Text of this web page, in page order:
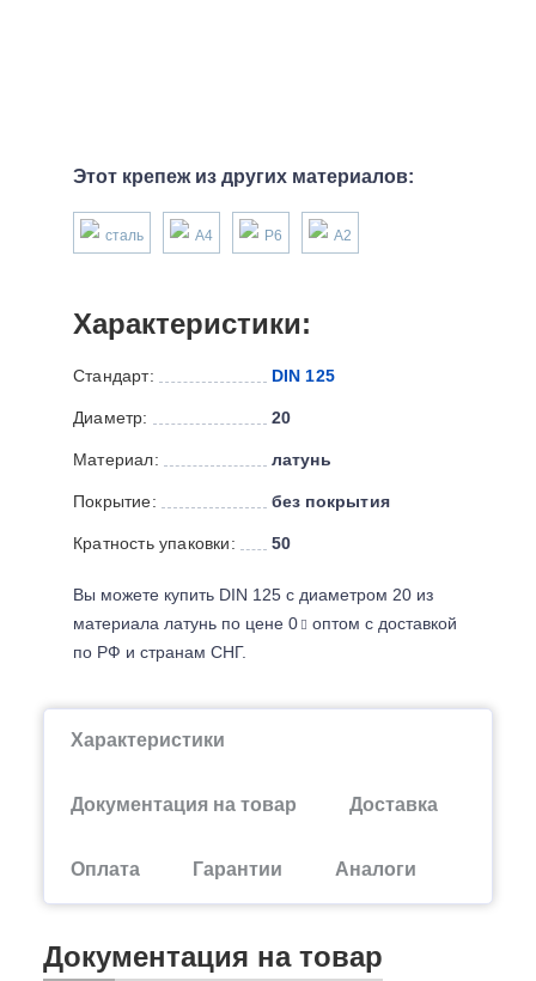
Этот крепеж из других материалов:
сталь А4 P6 А2
Характеристики:
Стандарт: DIN 125
Диаметр: 20
Материал: латунь
Покрытие: без покрытия
Кратность упаковки: 50
Вы можете купить DIN 125 с диаметром 20 из
материала латунь по цене 0
оптом с доставкой
по РФ и странам СНГ.
Характеристики
Документация на товар Доставка
Оплата Гарантии Аналоги
Документация на товар